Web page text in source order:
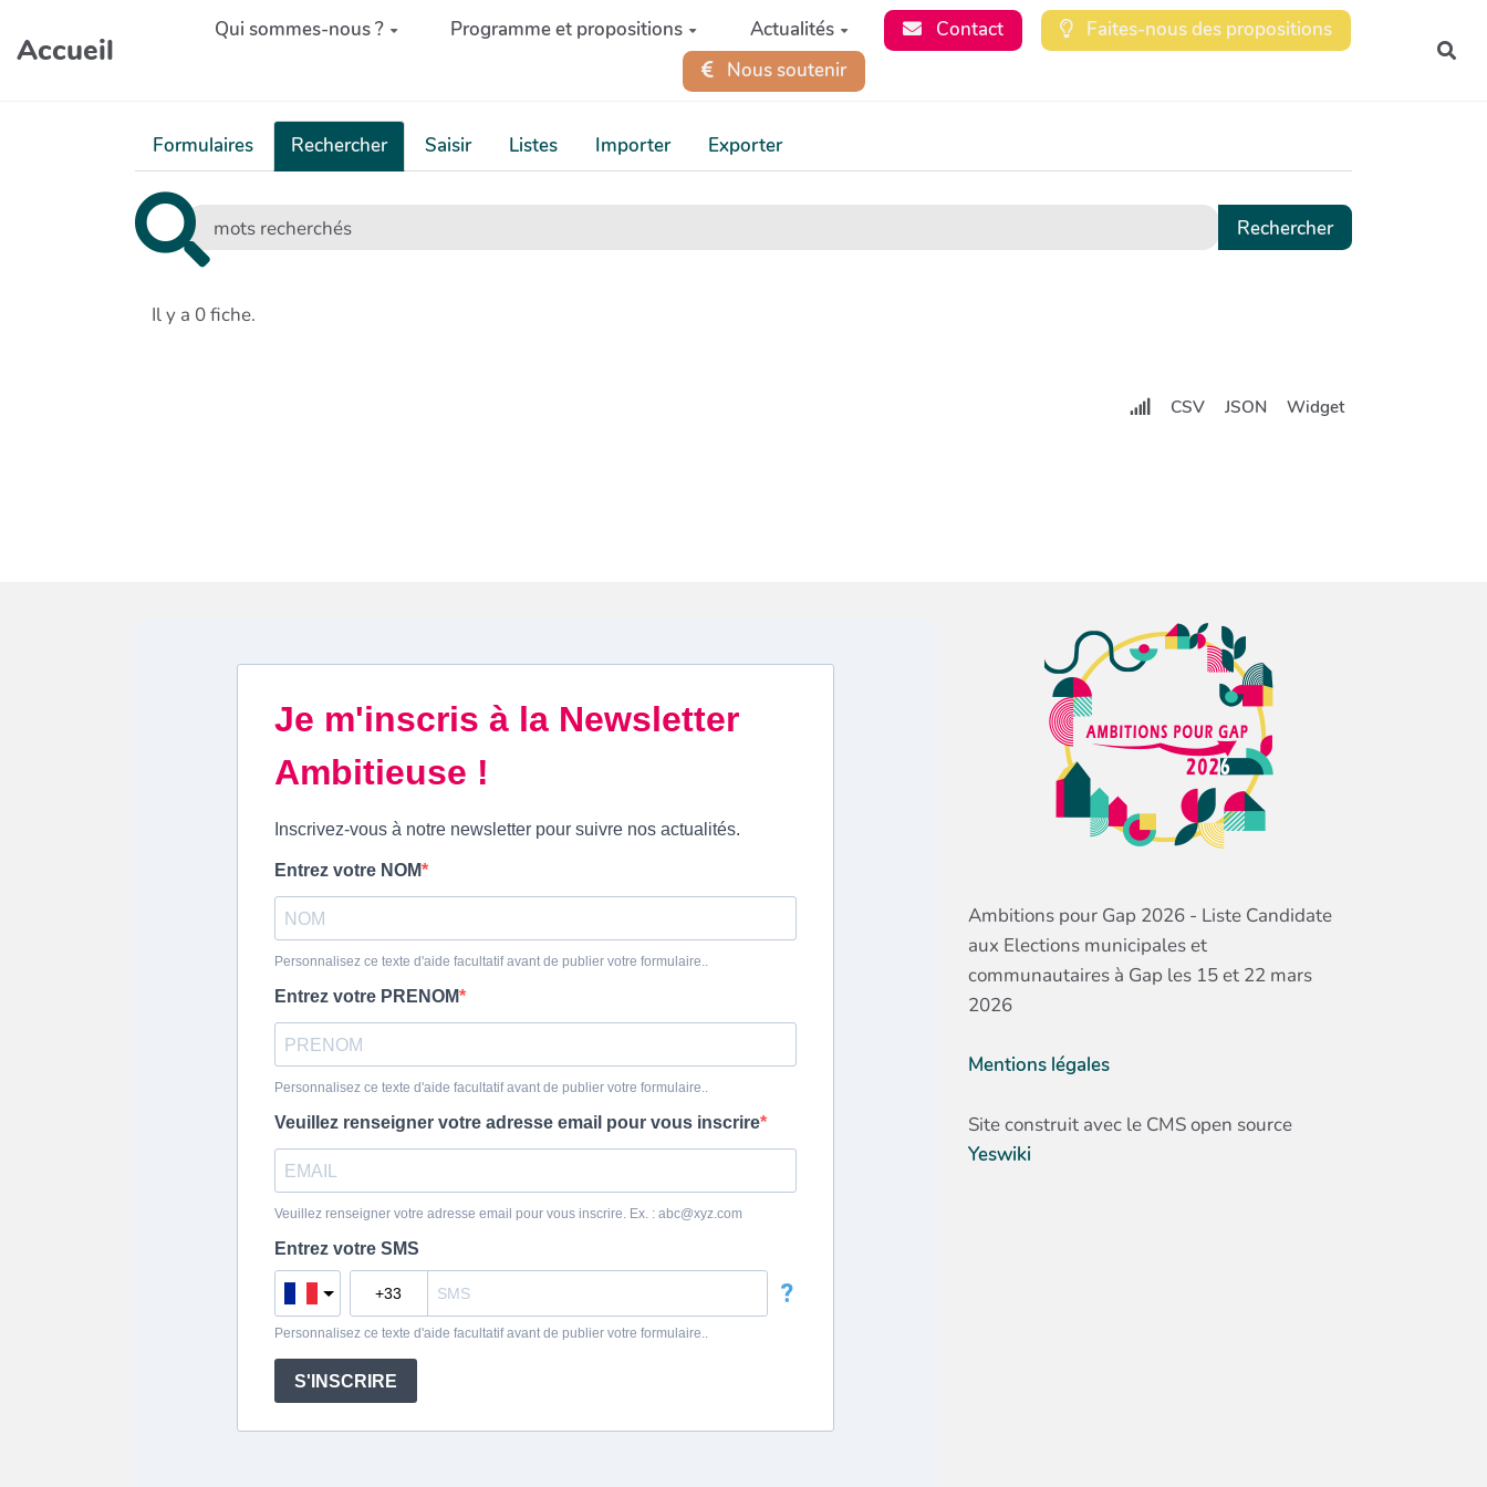
Aller au contenu principal
Accueil
Qui sommes-nous ? Programme et propositions Actualités Contact
Faites-nous des propositions
Nous soutenir
Formulaires Rechercher Saisir Listes Importer Exporter
Il y a 0 fiche.
CSV JSON Widget
Ambitions pour Gap 2026 - Liste Candidate
aux Elections municipales et
communautaires à Gap les 15 et 22 mars
2026
Mentions légales
Site construit avec le CMS open source
Yeswiki